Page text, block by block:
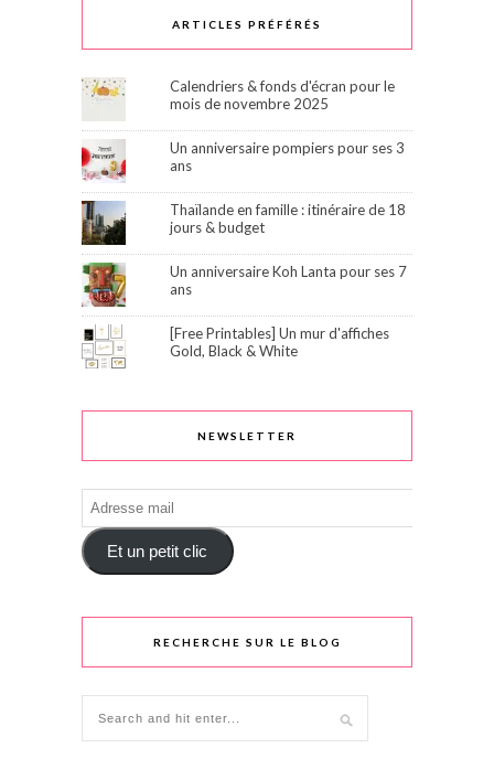
ARTICLES PRÉFÉRÉS
Calendriers & fonds d'écran pour le
mois de novembre 2025
Un anniversaire pompiers pour ses 3
ans
Thaïlande en famille : itinéraire de 18
jours & budget
Un anniversaire Koh Lanta pour ses 7
ans
[Free Printables] Un mur d'affiches
Gold, Black & White
NEWSLETTER
Adresse
mail
Et un petit clic
RECHERCHE SUR LE BLOG